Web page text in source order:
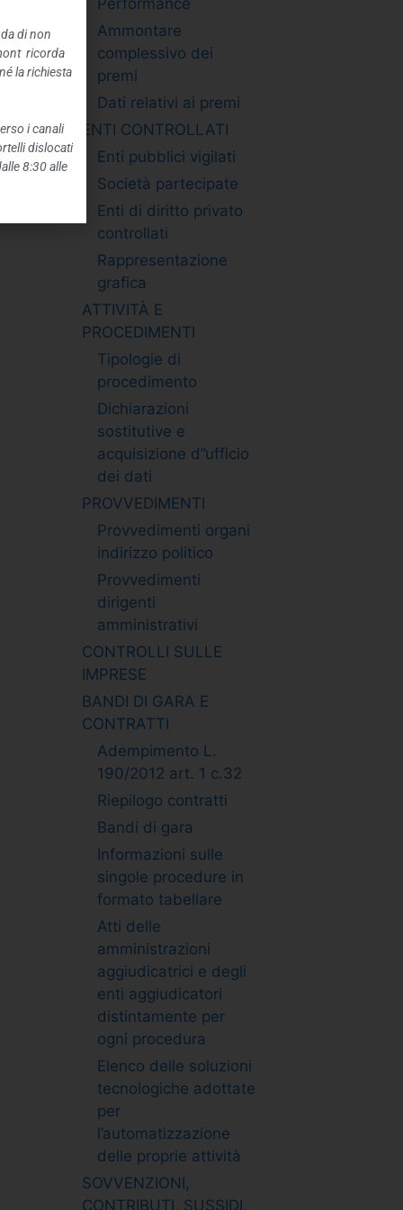
Ammontare
complessivo dei
premi
Dati relativi ai premi
ENTI CONTROLLATI
Enti pubblici vigilati
Società partecipate
Enti di diritto privato
controllati
Rappresentazione
grafica
ATTIVITÀ E
PROCEDIMENTI
Tipologie di
procedimento
Dichiarazioni
sostitutive e
acquisizione d”ufficio
dei dati
PROVVEDIMENTI
Provvedimenti organi
indirizzo politico
Provvedimenti
dirigenti
amministrativi
CONTROLLI SULLE
IMPRESE
BANDI DI GARA E
CONTRATTI
Adempimento L.
190/2012 art. 1 c.32
Riepilogo contratti
Bandi di gara
Informazioni sulle
singole procedure in
formato tabellare
Atti delle
amministrazioni
aggiudicatrici e degli
enti aggiudicatori
distintamente per
ogni procedura
Elenco delle soluzioni
tecnologiche adottate
per
l’automatizzazione
delle proprie attività
SOVVENZIONI,
CONTRIBUTI, SUSSIDI,
di non
ricorda
la richiesta
i canali
dislocati
8:30 alle